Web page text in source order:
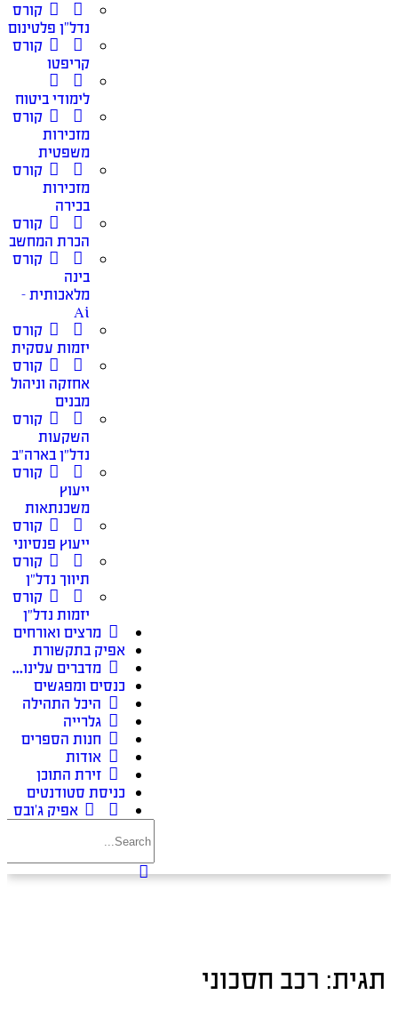
קורס
נדל”ן פלטינום
קורס
קריפטו
לימודי ביטוח
קורס
מזכירות
משפטית
קורס
מזכירות
בכירה
קורס
הכרת המחשב
קורס
בינה
מלאכותית –
Ai
קורס
יזמות עסקית
קורס
אחזקה וניהול
מבנים
קורס
השקעות
נדל״ן בארה״ב
קורס
ייעוץ
משכנתאות
קורס
ייעוץ פנסיוני
קורס
תיווך נדל״ן
קורס
יזמות נדל״ן
מרצים ואורחים
אפיק בתקשורת
מדברים עלינו…
כנסים ומפגשים
היכל התהילה
גלרייה
חנות הספרים
אודות
זירת התוכן
כניסת סטודנטים
אפיק ג’ובס
תגית: רכב חסכוני